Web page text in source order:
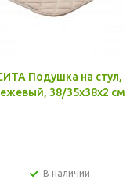
Подушка на стул,
38/35x38x2 см
В наличии